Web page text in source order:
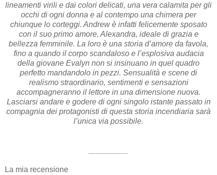
lineamenti virili e dai colori delicati, una vera calamita per gli
occhi di ogni donna e al contempo una chimera per
chiunque lo corteggi. Andrew è infatti felicemente sposato
con il suo primo amore, Alexandra, ideale di grazia e
bellezza femminile. La loro è una storia d’amore da favola,
fino a quando il corpo scandaloso e l’esplosiva audacia
della giovane Evalyn non si insinuano in quel quadro
perfetto mandandolo in pezzi. Sensualità e scene di
realismo straordinario, sentimenti e sensazioni
accompagneranno il lettore in una dimensione nuova.
Lasciarsi andare e godere di ogni singolo istante passato in
compagnia dei protagonisti di questa storia incendiaria sarà
l’unica via possibile.
La mia recensione